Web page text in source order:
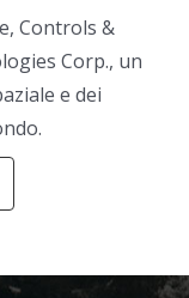
Controls &
Corp., un
e dei